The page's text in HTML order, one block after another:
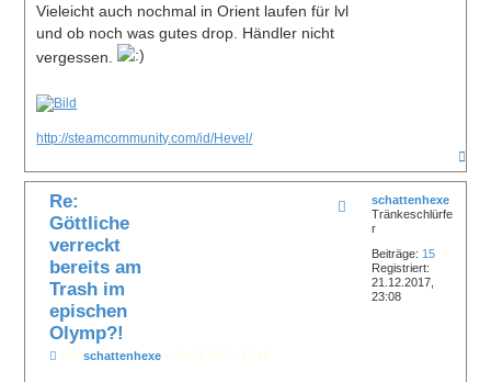
Vieleicht auch nochmal in Orient laufen für lvl
und ob noch was gutes drop. Händler nicht
vergessen.
http://steamcommunity.com/id/Hevel/
N
a
c
schattenhexe
Tränkeschlürfe
r
Beiträge: 15
Registriert:
21.12.2017,
23:08
Re:
Göttliche
verreckt
bereits am
Trash im
epischen
Olymp?!
vonschattenhexe 30.03.2025, 13:46